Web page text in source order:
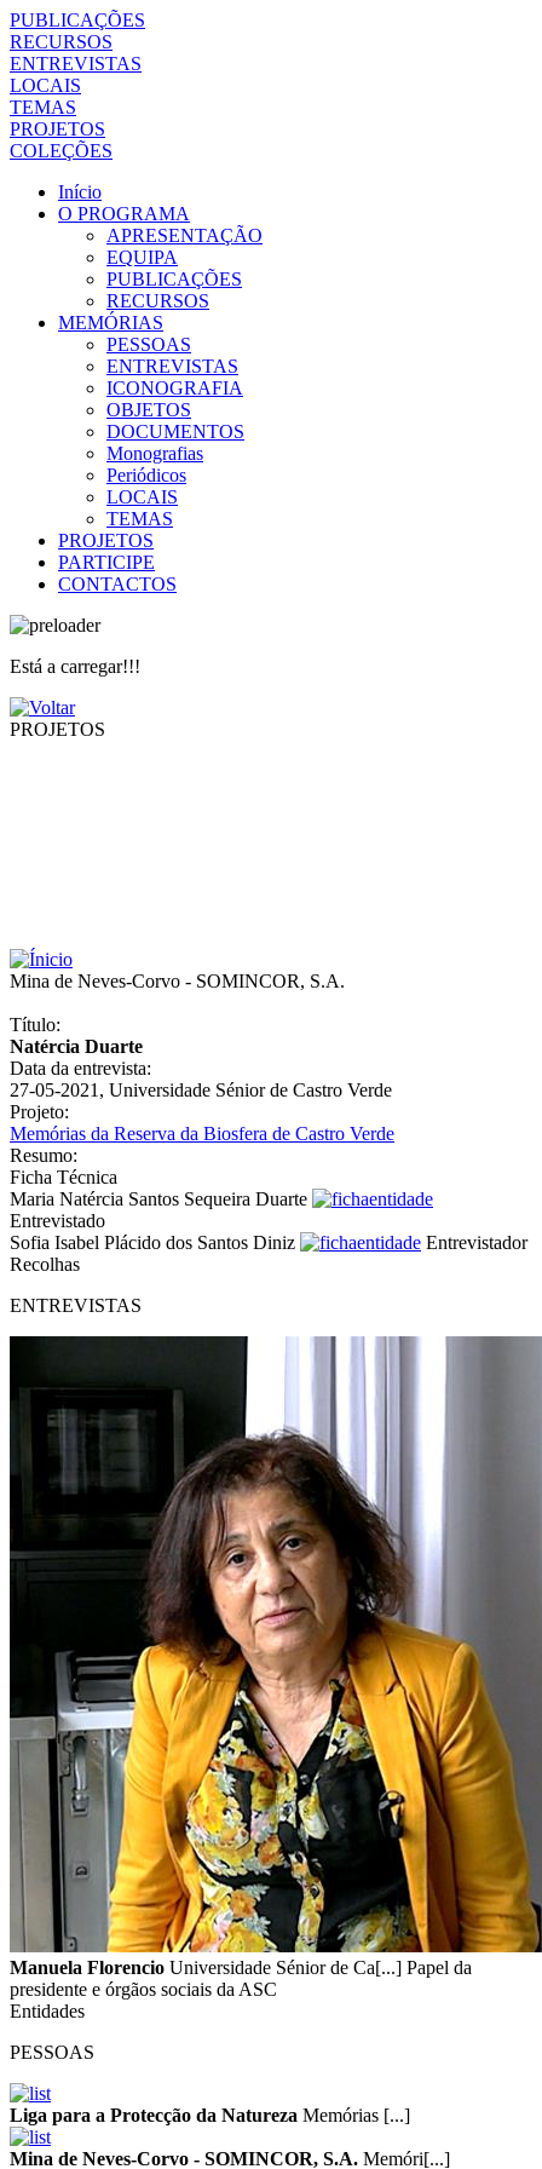
PUBLICAÇÕES
RECURSOS
ENTREVISTAS
LOCAIS
TEMAS
PROJETOS
COLEÇÕES
Início
O PROGRAMA
APRESENTAÇÃO
EQUIPA
PUBLICAÇÕES
RECURSOS
MEMÓRIAS
PESSOAS
ENTREVISTAS
ICONOGRAFIA
OBJETOS
DOCUMENTOS
Monografias
Periódicos
LOCAIS
TEMAS
PROJETOS
PARTICIPE
CONTACTOS
Está a carregar!!!
PROJETOS
Mina de Neves-Corvo - SOMINCOR, S.A.
Título:
Natércia Duarte
Data da entrevista:
27-05-2021, Universidade Sénior de Castro Verde
Projeto:
Memórias da Reserva da Biosfera de Castro Verde
Resumo:
Ficha Técnica
Maria Natércia Santos Sequeira Duarte
Entrevistado
Sofia Isabel Plácido dos Santos Diniz
Entrevistador
Recolhas
ENTREVISTAS
Manuela Florencio Universidade Sénior de Ca[...] Papel da
presidente e órgãos sociais da ASC
Entidades
PESSOAS
Liga para a Protecção da Natureza Memórias [...]
Mina de Neves-Corvo - SOMINCOR, S.A. Memóri[...]